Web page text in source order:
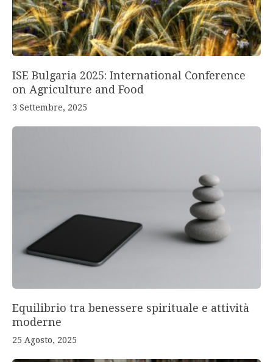
ISE Bulgaria 2025: International Conference
on Agriculture and Food
3 Settembre, 2025
Equilibrio tra benessere spirituale e attività
moderne
25 Agosto, 2025